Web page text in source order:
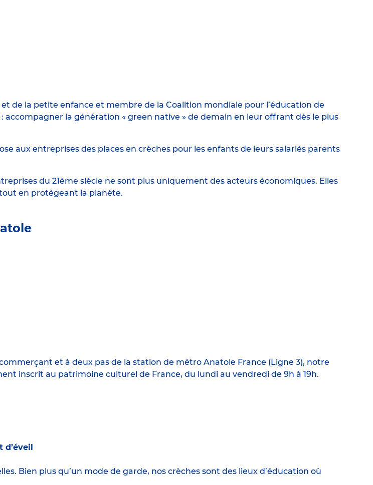
de la petite enfance et membre de la Coalition mondiale pour l’éducation de
accompagner la génération « green native » de demain en leur offrant dès le plus
aux entreprises des places en crèches pour les enfants de leurs salariés parents
du 21ème siècle ne sont plus uniquement des acteurs économiques. Elles
en protégeant la planète.
et à deux pas de la station de métro Anatole France (Ligne 3), notre
inscrit au patrimoine culturel de France, du lundi au vendredi de 9h à 19h.
d’éveil
Bien plus qu’un mode de garde, nos crèches sont des lieux d’éducation où